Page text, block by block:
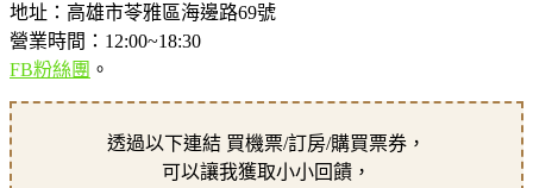
地址：高雄市苓雅區海邊路69號
營業時間：12:00~18:30
FB粉絲團 。
透過以下連結 買機票/訂房/購買票券，
可以讓我獲取小小回饋，